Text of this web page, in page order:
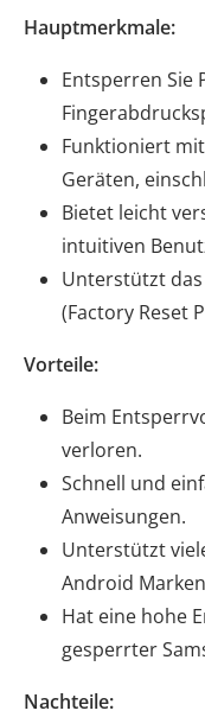
Hauptmerkmale:
Entsperren Sie
Funktioniert
Geräten,
Bietet leicht
intuitiven
Unterstützt das
(Factory Reset
Vorteile:
Beim
verloren.
Schnell und
Anweisungen.
Unterstützt
Android
Hat eine hohe
gesperrter
Nachteile: